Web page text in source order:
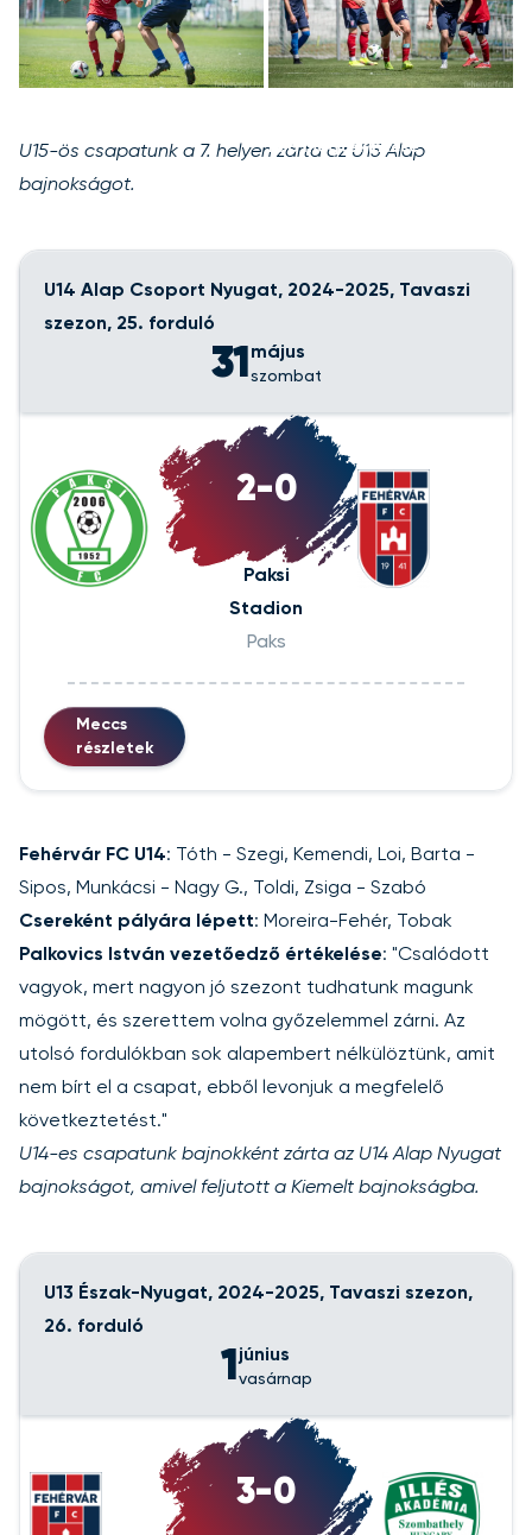
kép megtekintése
U15-ös csapatunk a 7. helyen zárta az U15 Alap
bajnokságot.
U14 Alap Csoport Nyugat, 2024-2025, Tavaszi
szezon, 25. forduló
31 május
szombat
2-0
Paksi
Stadion
Paks
Meccs
részletek
Fehérvár FC U14: Tóth - Szegi, Kemendi, Loi, Barta -
Sipos, Munkácsi - Nagy G., Toldi, Zsiga - Szabó
Csereként pályára lépett: Moreira-Fehér, Tobak
Palkovics István vezetőedző értékelése: "Csalódott
vagyok, mert nagyon jó szezont tudhatunk magunk
mögött, és szerettem volna győzelemmel zárni. Az
utolsó fordulókban sok alapembert nélkülöztünk, amit
nem bírt el a csapat, ebből levonjuk a megfelelő
következtetést."
U14-es csapatunk bajnokként zárta az U14 Alap Nyugat
bajnokságot, amivel feljutott a Kiemelt bajnokságba.
U13 Észak-Nyugat, 2024-2025, Tavaszi szezon,
26. forduló
1június
vasárnap
3-0